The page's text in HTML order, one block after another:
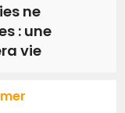
ne
: une
vie